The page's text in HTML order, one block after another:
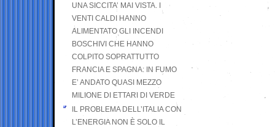
UNA SICCITA’ MAI VISTA. I
VENTI CALDI HANNO
ALIMENTATO GLI INCENDI
BOSCHIVI CHE HANNO
COLPITO SOPRATTUTTO
FRANCIA E SPAGNA: IN FUMO
E’ ANDATO QUASI MEZZO
MILIONE DI ETTARI DI VERDE
IL PROBLEMA DELL’ITALIA CON
L’ENERGIA NON È SOLO IL